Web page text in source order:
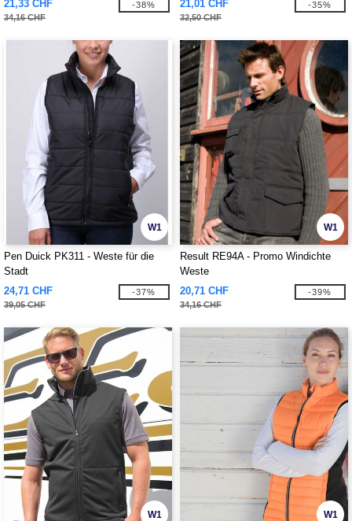
21,33 CHF
34,16 CHF
-38% 21,01 CHF
32,50 CHF
-35%
W1
Pen Duick PK311 - Weste für die
Stadt
24,71 CHF
39,05 CHF
-37%
W1
Result RE94A - Promo Windichte
Weste
20,71 CHF
34,16 CHF
-39%
W1 W1